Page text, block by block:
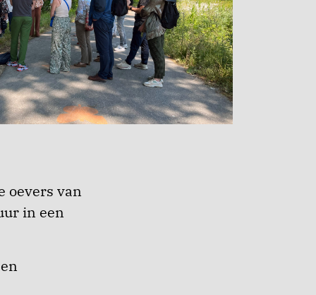
oevers van
in een